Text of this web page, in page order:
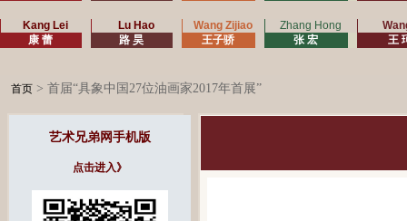
Kang Lei Lu Hao Wang Zijiao Zhang Hong
康 蕾
路 昊 王子骄 张 宏 王
首页 > 首届“具象中国27位油画家2017年首展”
艺术兄弟网手机版
点击进入》